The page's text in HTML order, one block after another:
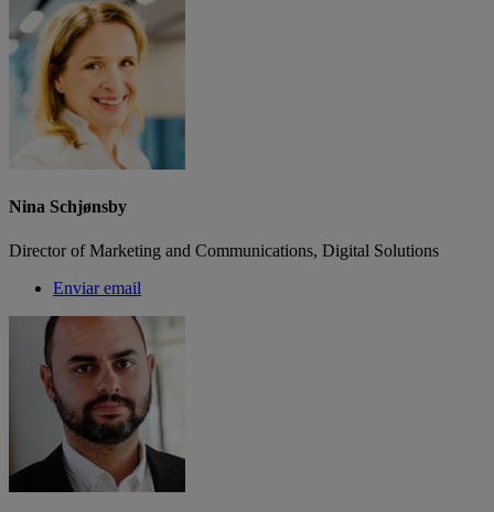
Nina Schjønsby
Director of Marketing and Communications, Digital Solutions
Enviar email